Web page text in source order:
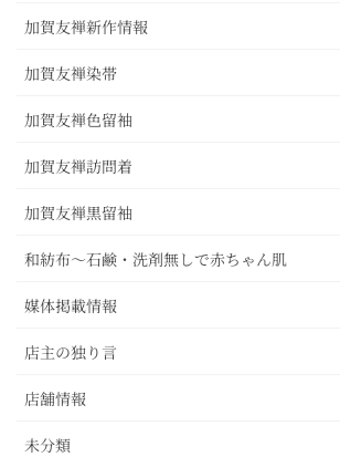
加賀友禅新作情報
加賀友禅染帯
加賀友禅色留袖
加賀友禅訪問着
加賀友禅黒留袖
和紡布～石鹸・洗剤無しで赤ちゃん肌
媒体掲載情報
店主の独り言
店舗情報
未分類